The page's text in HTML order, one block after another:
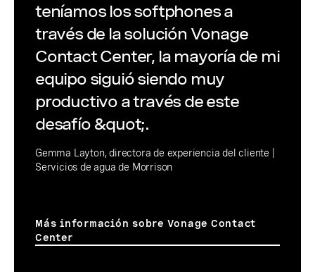
teníamos los softphones a
través de la solución Vonage
Contact Center, la mayoría de mi
equipo siguió siendo muy
productivo a través de este
desafío &quot;.
Gemma Layton, directora de experiencia del cliente |
Servicios de agua de Morrison
Más información sobre Vonage Contact
Center